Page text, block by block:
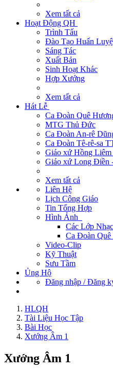
Xem tất cả
Hoạt Động QH
Trình Tấu
Đào Tạo Huấn
Sáng Tác
Xuất Bản
Sinh Hoạt Khác
Hợp Xướng
Xem tất cả
Hát Lễ
Ca Đoàn Quê
MTG Thủ Đức
Ca Đoàn An-rê
Ca Đoàn Tê-rê-sa
Giáo xứ Hồng Liêm
Giáo xứ Long Điền
Xem tất cả
Liên Hệ
Lịch Công Giáo
Tin Tổng Hợp
Hình Ảnh
Các Lớp Nhạc
Ca Đoàn
Video-Clip
Kỹ Thuật
Sưu Tầm
Ủng Hộ
Đăng nhập / Đăng
HLQH
Tài Liệu Học Tập
Bài Học
Xướng Âm 1
Xướng Âm 1